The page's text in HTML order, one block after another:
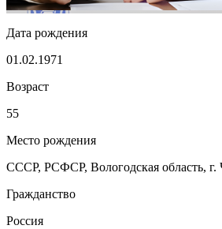
Дата рождения
01.02.1971
Возраст
55
Место рождения
СССР, РСФСР, Вологодская область, г.
Гражданство
Россия